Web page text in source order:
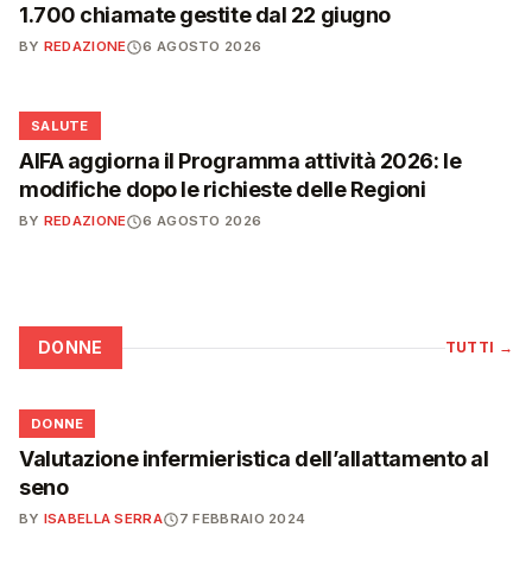
1.700 chiamate gestite dal 22 giugno
BY REDAZIONE 6 AGOSTO 2026
❤️
SALUTE
AIFA aggiorna il Programma attività 2026: le
modifiche dopo le richieste delle Regioni
BY REDAZIONE 6 AGOSTO 2026
DONNE TUTTI →
🌸
DONNE
Valutazione infermieristica dell’allattamento al
seno
BY ISABELLA SERRA 7 FEBBRAIO 2024